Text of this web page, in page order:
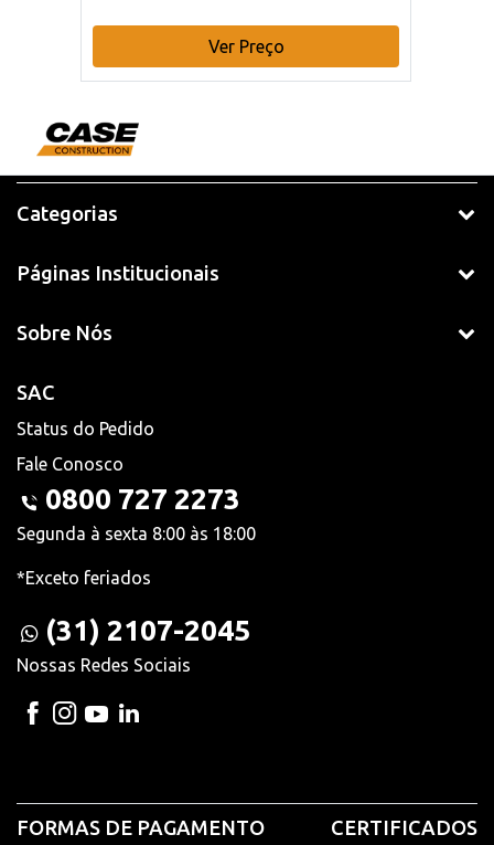
Ver Preço
Categorias
Páginas Institucionais
Sobre Nós
SAC
Status do Pedido
Fale Conosco
0800 727 2273
Segunda à sexta 8:00 às 18:00
*Exceto feriados
(31) 2107-2045
Nossas Redes Sociais
FORMAS DE PAGAMENTO CERTIFICADOS